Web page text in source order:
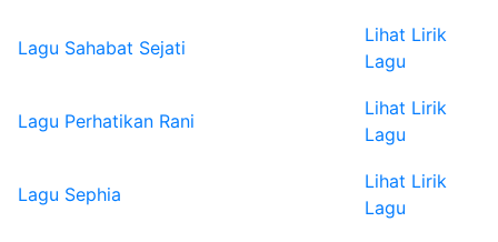
Lagu Sahabat Sejati
Lihat Lirik
Lagu
Lagu Perhatikan Rani
Lihat Lirik
Lagu
Lagu Sephia
Lihat Lirik
Lagu